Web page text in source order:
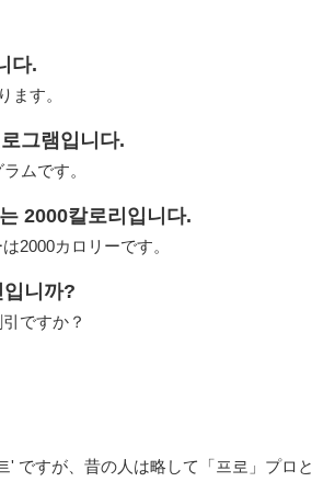
다.
ます。
그램입니다.
ムです。
2000칼로리입니다.
2000カロリーです。
입니까?
ですか？
' ですが、昔の人は略して「프로」プロと